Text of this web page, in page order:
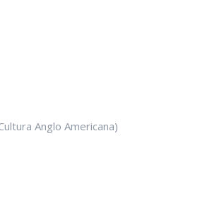
Anglo Americana)